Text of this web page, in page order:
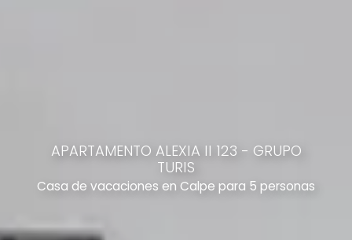
APARTAMENTO ALEXIA II 123 - GRUPO
TURIS
Casa de vacaciones en Calpe para 5 personas